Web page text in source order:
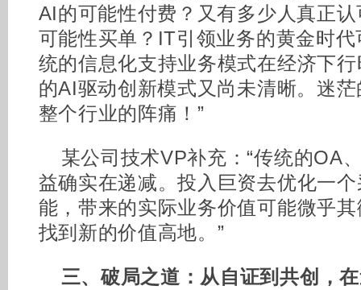
AI的可能性付费？又有多少人真正
可能性买单？IT引领业务的黄金时
统的信息化支持业务模式在经济下
的AI驱动创新模式又尚未清晰。迷
整个行业的阵痛！”
某公司技术VP补充：“传统的OA
益确实在递减。投入巨资去优化一
能，带来的实际业务价值可能微乎
找到新的价值高地。”
三、破局之道：从自证到共创，